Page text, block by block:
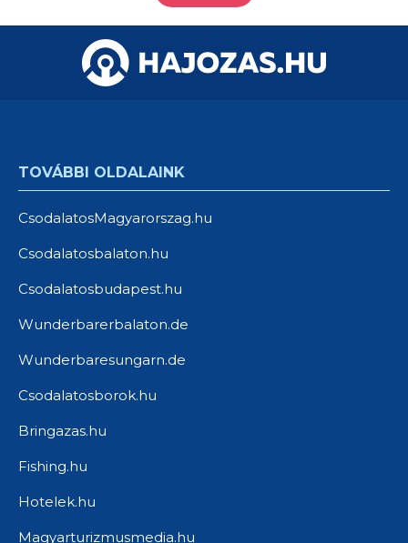
TOVÁBBI OLDALAINK
CsodalatosMagyarorszag.hu
Csodalatosbalaton.hu
Csodalatosbudapest.hu
Wunderbarerbalaton.de
Wunderbaresungarn.de
Csodalatosborok.hu
Bringazas.hu
Fishing.hu
Hotelek.hu
Magyarturizmusmedia.hu